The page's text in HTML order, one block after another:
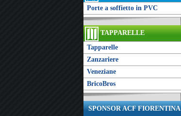
Porte a soffietto in PVC
TAPPARELLE
Tapparelle
Zanzariere
Veneziane
BricoBros
SPONSOR ACF FIORENTINA